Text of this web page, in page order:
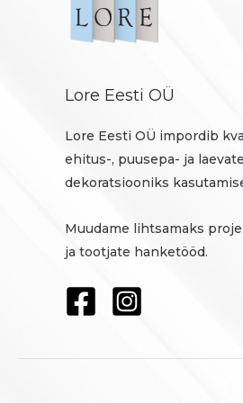
Lore Eesti OÜ
Lore Eesti OÜ impordib
ehitus-, puusepa- ja
dekoratsiooniks
Muudame lihtsamaks
ja tootjate hanketööd.